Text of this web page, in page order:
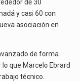
de 30
y casi 60 con
asociación en
de forma
que Marcelo Ebrard
técnico.